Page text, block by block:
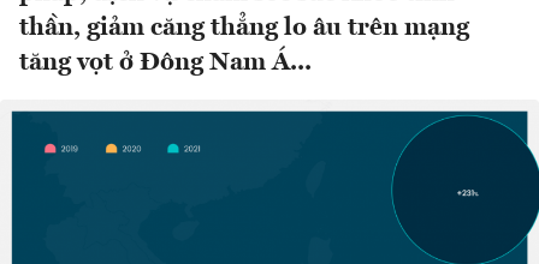
thần, giảm căng thẳng lo âu trên mạng
tăng vọt ở Đông Nam Á...